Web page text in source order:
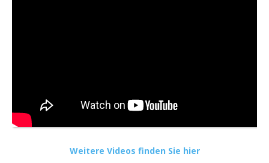
Weitere Videos finden Sie hier